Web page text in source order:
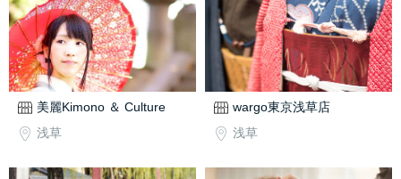
美麗Kimono ＆ Culture
浅草
wargo東京浅草店
浅草